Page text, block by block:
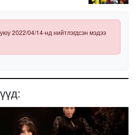
2022/04/14-нд нийтлэгдсэн мэдээ